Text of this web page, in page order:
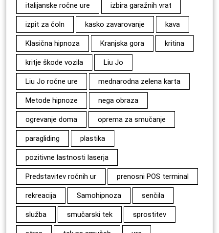
italijanske ročne ure izbira garažnih vrat
izpit za čoln kasko zavarovanje kava
Klasična hipnoza Kranjska gora kritina
kritje škode vozila Liu Jo
Liu Jo ročne ure mednarodna zelena karta
Metode hipnoze nega obraza
ogrevanje doma oprema za smučanje
paragliding plastika
pozitivne lastnosti laserja
Predstavitev ročnih ur prenosni POS terminal
rekreacija Samohipnoza senčila
služba smučarski tek sprostitev